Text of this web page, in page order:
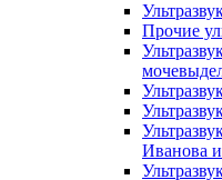
Прочие
Иванова